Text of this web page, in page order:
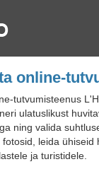
online-
tutvumisteenus
ulatuslikust
ning valida
leida
ja turistidele.